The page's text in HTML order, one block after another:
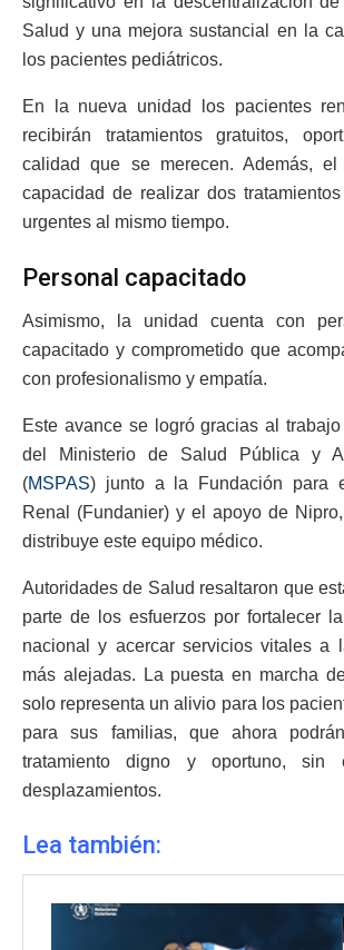
Salud y una mejora sustancial en la
los pacientes pediátricos.
En la nueva unidad los pacientes
recibirán tratamientos gratuitos,
calidad que se merecen. Además,
capacidad de realizar dos
urgentes al mismo tiempo.
Personal capacitado
Asimismo, la unidad cuenta con
capacitado y comprometido que
con profesionalismo y empatía.
Este avance se logró gracias al trabajo
del Ministerio de Salud Pública y
(MSPAS) junto a la Fundación para
Renal (Fundanier) y el apoyo de
distribuye este equipo médico.
Autoridades de Salud resaltaron que
parte de los esfuerzos por fortalecer
nacional y acercar servicios vitales a
más alejadas. La puesta en marcha
solo representa un alivio para los
para sus familias, que ahora
tratamiento digno y oportuno, sin
desplazamientos.
Lea también: